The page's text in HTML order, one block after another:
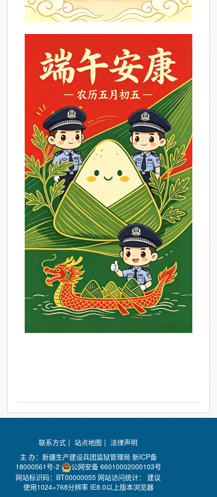
联系方式 | 站点地图 | 法律声明
主 办：新疆生产建设兵团监狱管理局 新ICP备
18000561号-2
公网安备 66010002000103号
网站标识码：BT00000055 网站访问统计：建议
使用1024×768分辨率 IE8.0以上版本浏览器